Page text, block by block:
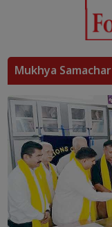
Mukhya Samachar